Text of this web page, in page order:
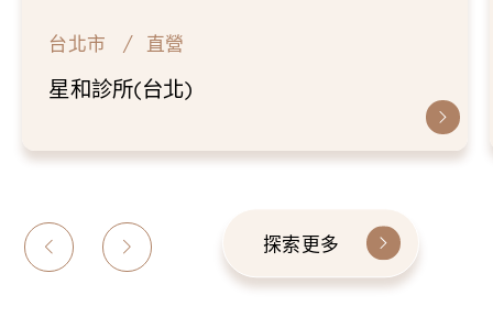
台北市 直營
星和診所(台北)
探索更多